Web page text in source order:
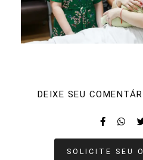
DEIXE SEU
SOLICITE SEU